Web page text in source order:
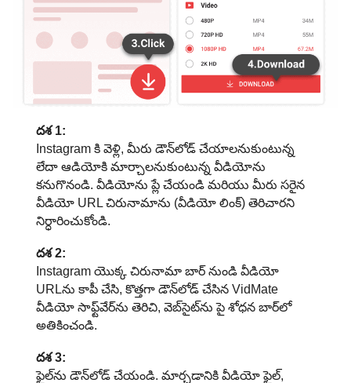
దశ 1:
Instagram కి వెళ్లి, మీరు డౌన్‌లోడ్ చేయాలనుకుంటున్న
లేదా ఆడియోకి మార్చాలనుకుంటున్న వీడియోను
కనుగొనండి. వీడియోను ప్లే చేయండి మరియు మీరు సరైన
వీడియో URL చిరునామాను (వీడియో లింక్) తెరిచారని
నిర్ధారించుకోండి.
దశ 2:
Instagram యొక్క చిరునామా బార్ నుండి వీడియో
URLను కాపీ చేసి, కొత్తగా డౌన్‌లోడ్ చేసిన VidMate
వీడియో సాఫ్ట్‌వేర్‌ను తెరిచి, వెబ్‌సైట్‌ను పై శోధన బార్‌లో
అతికించండి.
దశ 3:
ఫైల్‌ను డౌన్‌లోడ్ చేయండి. మార్చడానికి వీడియో ఫైల్,